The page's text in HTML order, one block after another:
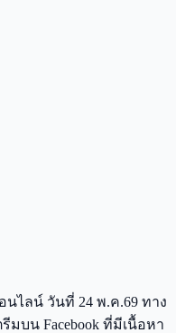
นไลน์ วันที่ 24 พ.ค.69 ทาง
บน Facebook ที่มีเนื้อหา